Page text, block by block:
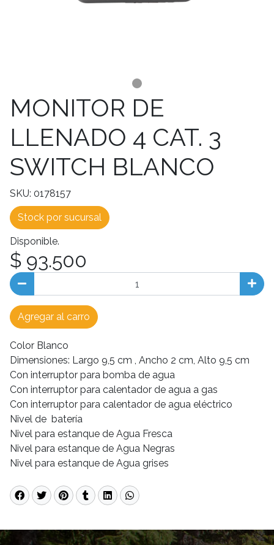
MONITOR DE
LLENADO 4 CAT. 3
SWITCH BLANCO
SKU: 0178157
Stock por sucursal
Disponible.
$ 93.500
Agregar al carro
Color Blanco
Dimensiones: Largo 9,5 cm , Ancho 2 cm, Alto 9,5 cm
Con interruptor para bomba de agua
Con interruptor para calentador de agua a gas
Con interruptor para calentador de agua eléctrico
Nivel de batería
Nivel para estanque de Agua Fresca
Nivel para estanque de Agua Negras
Nivel para estanque de Agua grises